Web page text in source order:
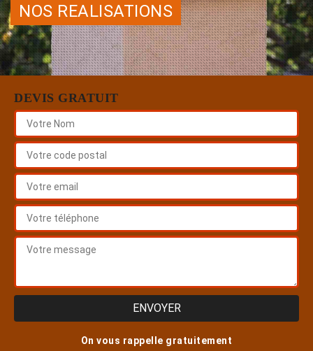
NOS REALISATIONS
DEVIS GRATUIT
On vous rappelle gratuitement